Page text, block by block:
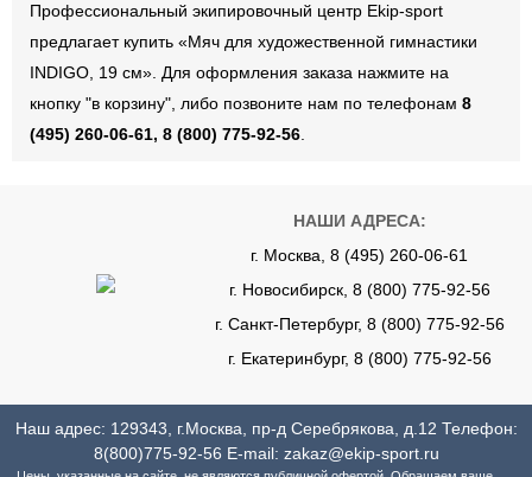
Профессиональный экипировочный центр Ekip-sport
предлагает купить «Мяч для художественной гимнастики
INDIGO, 19 см». Для оформления заказа нажмите на
кнопку "в корзину", либо позвоните нам по телефонам 8
(495) 260-06-61, 8 (800) 775-92-56
НАШИ АДРЕСА:
г. Москва, 8 (495) 260-06-61
г. Новосибирск, 8 (800) 775-92-56
г. Санкт-Петербург, 8 (800) 775-92-56
г. Екатеринбург, 8 (800) 775-92-56
Наш адрес: 129343, г.Москва, пр-д Серебрякова, д.12 Телефон:
8(800)775-92-56 E-mail: zakaz@ekip-sport.ru